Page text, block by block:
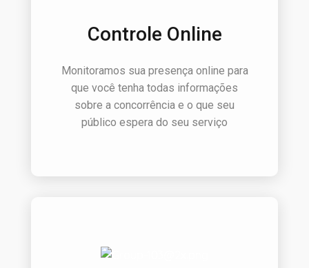
Controle Online
Monitoramos sua presença online para
que você tenha todas informações
sobre a concorrência e o que seu
público espera do seu serviço